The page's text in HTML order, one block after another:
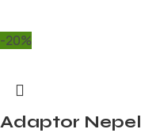
-20%
Adaptor Nepel